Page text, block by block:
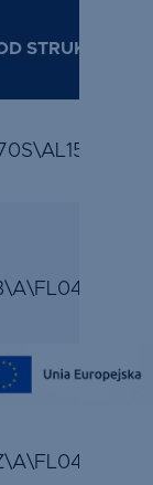
STRUKTURY